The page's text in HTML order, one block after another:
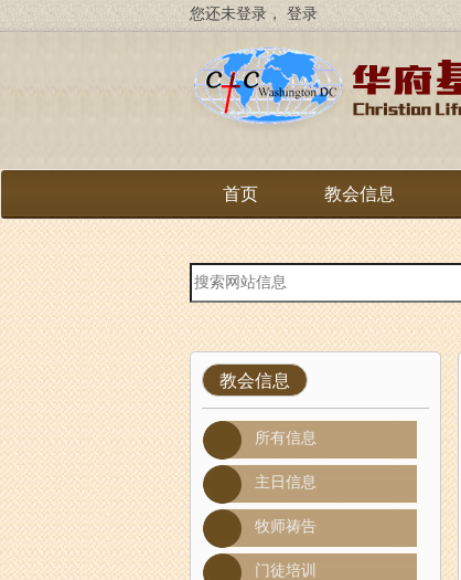
转
您还未登录， 登录
首页 教会信息
站
内
搜
索
教会信息
所有信息
主日信息
牧师祷告
门徒培训